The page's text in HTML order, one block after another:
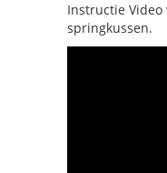
Instructie
springkussen.